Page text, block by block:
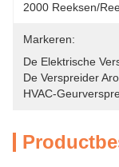
2000 Reeksen/
Markeren:
De Elektrische
De Verspreider
HVAC-